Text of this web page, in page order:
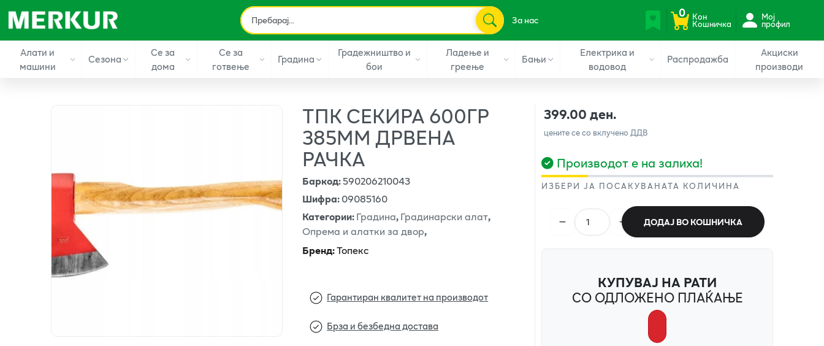
За нас 0 Кон
Кошничка
Мој
профил
Алати и
машини
Сезона
Се за
дома
Се за
готвење
Градина
Градежништво и
бои
Ладење и
греење
Бањи
Електрика и
водовод
Распродажба
Акциски
производи
ТПК СЕКИРА 600ГР
385ММ ДРВЕНА
РАЧКА
Баркод:590206210043
Шифра:09085160
Категории:Градина,Градинарски алат,
Опрема и алатки за двор,
Бренд:Топекс
Гарантиран квалитет на производот
Брза и безбедна достава
399.00 ден.
цените се со вклучено ДДВ
Производот е на залиха!
ИЗБЕРИ ЈА ПОСАКУВАНАТА КОЛИЧИНА
ДОДАЈ ВО КОШНИЧКА
КУПУВАЈ НА РАТИ
СО ОДЛОЖЕНО ПЛАЌАЊЕ